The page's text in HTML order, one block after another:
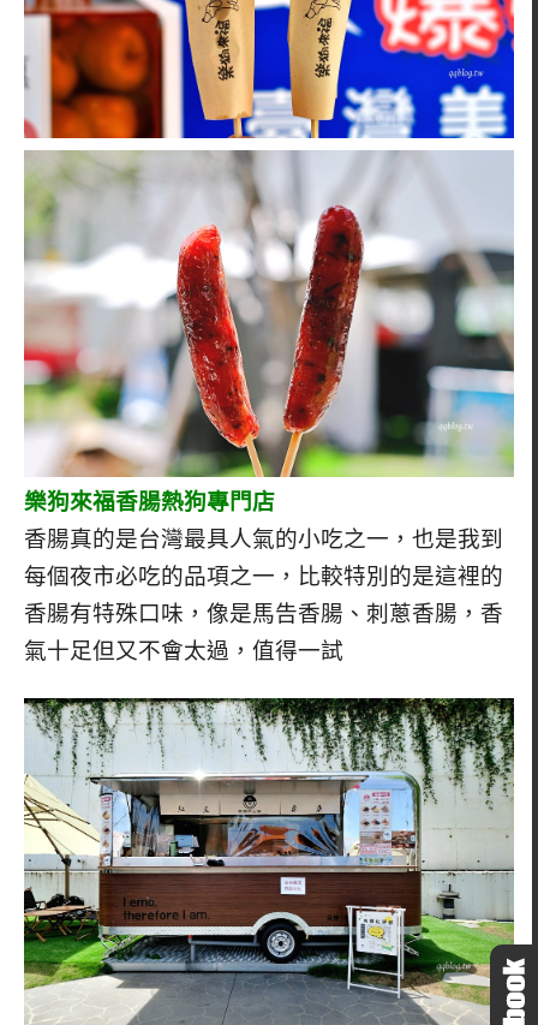
樂狗來福香腸熱狗專門店
香腸真的是台灣最具人氣的小吃之一，也是我到
每個夜市必吃的品項之一，比較特別的是這裡的
香腸有特殊口味，像是馬告香腸、刺蔥香腸，香
氣十足但又不會太過，值得一試